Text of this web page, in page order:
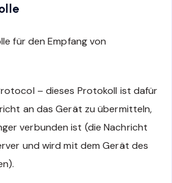
für den Empfang von
– dieses Protokoll ist dafür
an das Gerät zu übermitteln,
verbunden ist (die Nachricht
und wird mit dem Gerät des